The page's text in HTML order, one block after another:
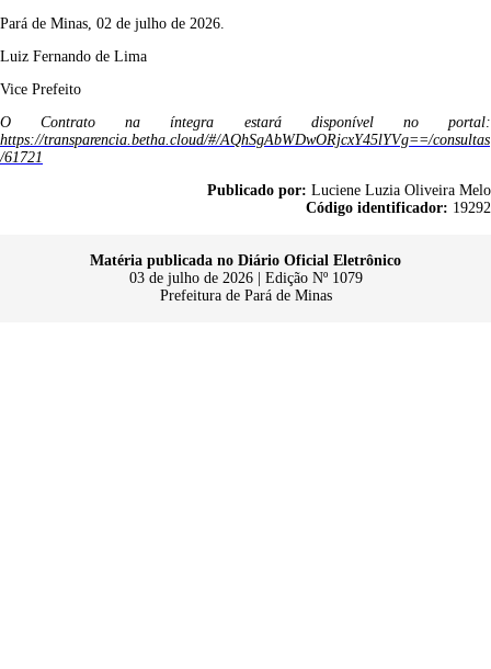
Pará de Minas, 02 de julho de 2026.
Luiz Fernando de Lima
Vice Prefeito
O Contrato na íntegra estará disponível no portal:
https://transparencia.betha.cloud/#/AQhSgAbWDwORjcxY45lYVg==/consultas
/61721
Publicado por: Luciene Luzia Oliveira Melo
Código identificador: 19292
Matéria publicada no Diário Oficial Eletrônico
03 de julho de 2026 | Edição Nº 1079
Prefeitura de Pará de Minas